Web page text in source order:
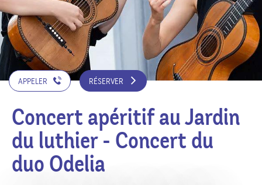
APPELER RÉSERVER
Concert apéritif au Jardin
du luthier - Concert du
duo Odelia